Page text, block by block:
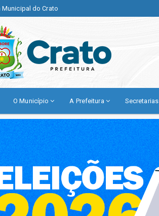
Municipal do Crato
O Município A Prefeitura Secretarias